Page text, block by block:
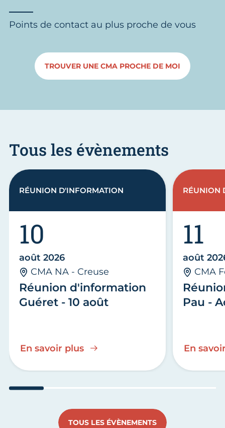
Points de contact au plus proche de vous
TROUVER UNE CMA PROCHE DE MOI
Tous les évènements
Réunion d'information
Guéret - 10 août
10
août 2026
CMA NA - Creuse
En savoir plus
RÉUNION D'INFORMATION
Pau -
11
août
CMA
En
RÉUNION
TOUS LES ÉVÈNEMENTS